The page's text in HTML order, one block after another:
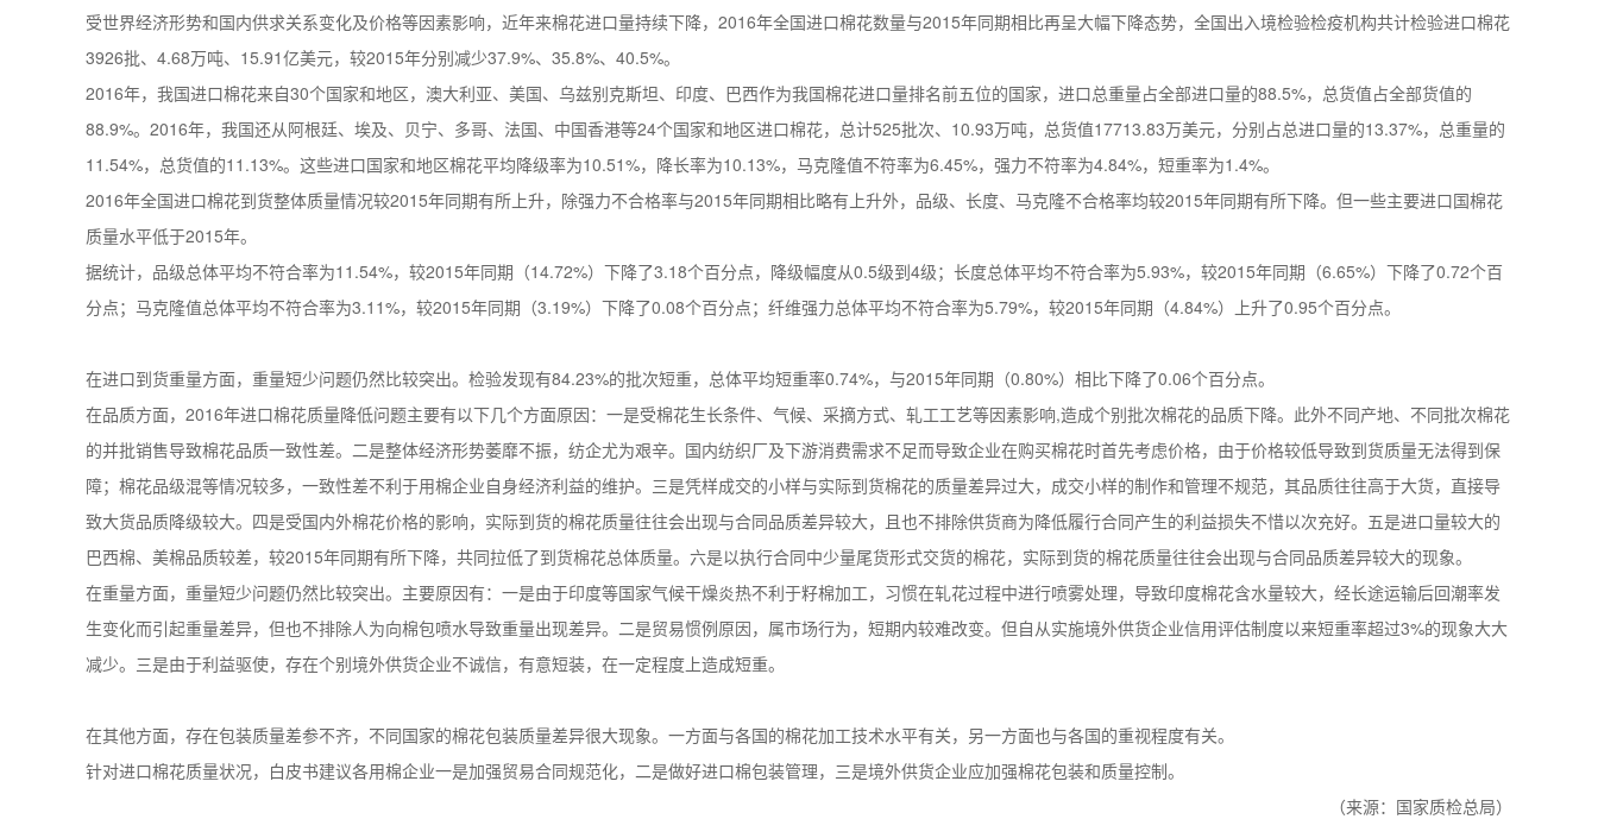
受世界经济形势和国内供求关系变化及价格等因素影响，近年来棉花进口量持续下降，2016年全国进口棉花数量与2015年同期相比再呈大幅下降态势，全国出入境检验检疫机构共计检验进口棉花
3926批、4.68万吨、15.91亿美元，较2015年分别减少37.9%、35.8%、40.5%。
2016年，我国进口棉花来自30个国家和地区，澳大利亚、美国、乌兹别克斯坦、印度、巴西作为我国棉花进口量排名前五位的国家，进口总重量占全部进口量的88.5%，总货值占全部货值的
88.9%。2016年，我国还从阿根廷、埃及、贝宁、多哥、法国、中国香港等24个国家和地区进口棉花，总计525批次、10.93万吨，总货值17713.83万美元，分别占总进口量的13.37%，总重量的
11.54%，总货值的11.13%。这些进口国家和地区棉花平均降级率为10.51%，降长率为10.13%，马克隆值不符率为6.45%，强力不符率为4.84%，短重率为1.4%。
2016年全国进口棉花到货整体质量情况较2015年同期有所上升，除强力不合格率与2015年同期相比略有上升外，品级、长度、马克隆不合格率均较2015年同期有所下降。但一些主要进口国棉花
质量水平低于2015年。
据统计，品级总体平均不符合率为11.54%，较2015年同期（14.72%）下降了3.18个百分点，降级幅度从0.5级到4级；长度总体平均不符合率为5.93%，较2015年同期（6.65%）下降了0.72个百
分点；马克隆值总体平均不符合率为3.11%，较2015年同期（3.19%）下降了0.08个百分点；纤维强力总体平均不符合率为5.79%，较2015年同期（4.84%）上升了0.95个百分点。
在进口到货重量方面，重量短少问题仍然比较突出。检验发现有84.23%的批次短重，总体平均短重率0.74%，与2015年同期（0.80%）相比下降了0.06个百分点。
在品质方面，2016年进口棉花质量降低问题主要有以下几个方面原因：一是受棉花生长条件、气候、采摘方式、轧工工艺等因素影响,造成个别批次棉花的品质下降。此外不同产地、不同批次棉花
的并批销售导致棉花品质一致性差。二是整体经济形势萎靡不振，纺企尤为艰辛。国内纺织厂及下游消费需求不足而导致企业在购买棉花时首先考虑价格，由于价格较低导致到货质量无法得到保
障；棉花品级混等情况较多，一致性差不利于用棉企业自身经济利益的维护。三是凭样成交的小样与实际到货棉花的质量差异过大，成交小样的制作和管理不规范，其品质往往高于大货，直接导
致大货品质降级较大。四是受国内外棉花价格的影响，实际到货的棉花质量往往会出现与合同品质差异较大，且也不排除供货商为降低履行合同产生的利益损失不惜以次充好。五是进口量较大的
巴西棉、美棉品质较差，较2015年同期有所下降，共同拉低了到货棉花总体质量。六是以执行合同中少量尾货形式交货的棉花，实际到货的棉花质量往往会出现与合同品质差异较大的现象。
在重量方面，重量短少问题仍然比较突出。主要原因有：一是由于印度等国家气候干燥炎热不利于籽棉加工，习惯在轧花过程中进行喷雾处理，导致印度棉花含水量较大，经长途运输后回潮率发
生变化而引起重量差异，但也不排除人为向棉包喷水导致重量出现差异。二是贸易惯例原因，属市场行为，短期内较难改变。但自从实施境外供货企业信用评估制度以来短重率超过3%的现象大大
减少。三是由于利益驱使，存在个别境外供货企业不诚信，有意短装，在一定程度上造成短重。
在其他方面，存在包装质量差参不齐，不同国家的棉花包装质量差异很大现象。一方面与各国的棉花加工技术水平有关，另一方面也与各国的重视程度有关。
针对进口棉花质量状况，白皮书建议各用棉企业一是加强贸易合同规范化，二是做好进口棉包装管理，三是境外供货企业应加强棉花包装和质量控制。
（来源：国家质检总局）